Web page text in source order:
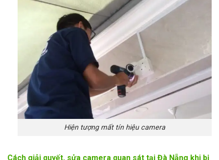
Hiện tượng mất tín hiệu camera
Cách giải quyết, sửa camera quan sát tại Đà Nẵng khi bị